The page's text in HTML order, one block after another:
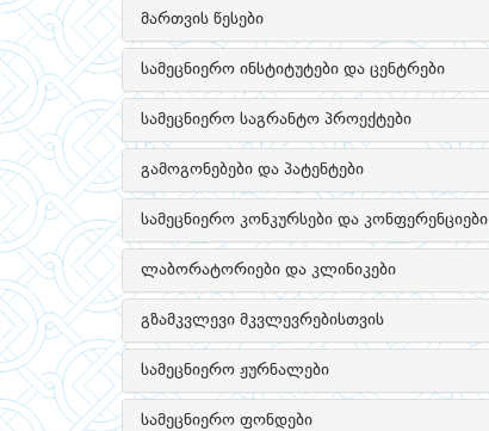
მართვის წესები
სამეცნიერო ინსტიტუტები და ცენტრები
სამეცნიერო საგრანტო პროექტები
გამოგონებები და პატენტები
სამეცნიერო კონკურსები და კონფერენციები
ლაბორატორიები და კლინიკები
გზამკვლევი მკვლევრებისთვის
სამეცნიერო ჟურნალები
სამეცნიერო ფონდები